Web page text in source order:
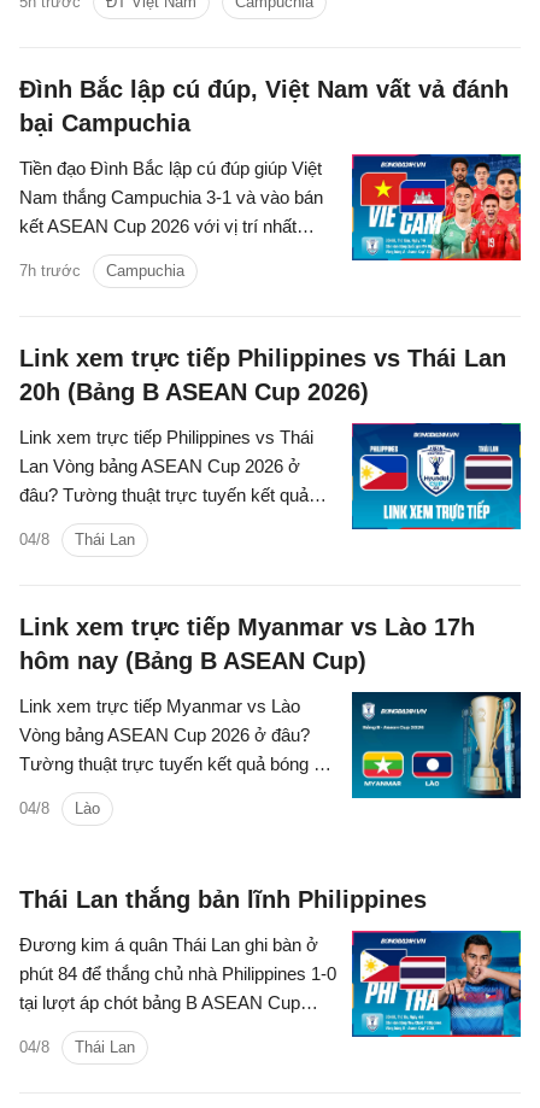
trên kênh phát sóng nào?
Đình Bắc lập cú đúp, Việt Nam vất vả đánh
bại Campuchia
Tiền đạo Đình Bắc lập cú đúp giúp Việt
Nam thắng Campuchia 3-1 và vào bán
kết ASEAN Cup 2026 với vị trí nhất
7h trước Campuchia
Link xem trực tiếp Philippines vs Thái Lan
20h (Bảng B ASEAN Cup 2026)
Link xem trực tiếp Philippines vs Thái
Lan Vòng bảng ASEAN Cup 2026 ở
đâu? Tường thuật trực tuyến kết quả
bóng đá Philippines vs Thái Lan trên
kênh phát sóng nào?
04/8 Thái Lan
Link xem trực tiếp Myanmar vs Lào 17h
hôm nay (Bảng B ASEAN Cup)
Link xem trực tiếp Myanmar vs Lào
Vòng bảng ASEAN Cup 2026 ở đâu?
Tường thuật trực tuyến kết quả bóng đá
Myanmar vs Lào trên kênh phát sóng
04/8 Lào
Thái Lan thắng bản lĩnh Philippines
Đương kim á quân Thái Lan ghi bàn ở
phút 84 để thắng chủ nhà Philippines 1-0
tại lượt áp chót bảng B ASEAN Cup
04/8 Thái Lan